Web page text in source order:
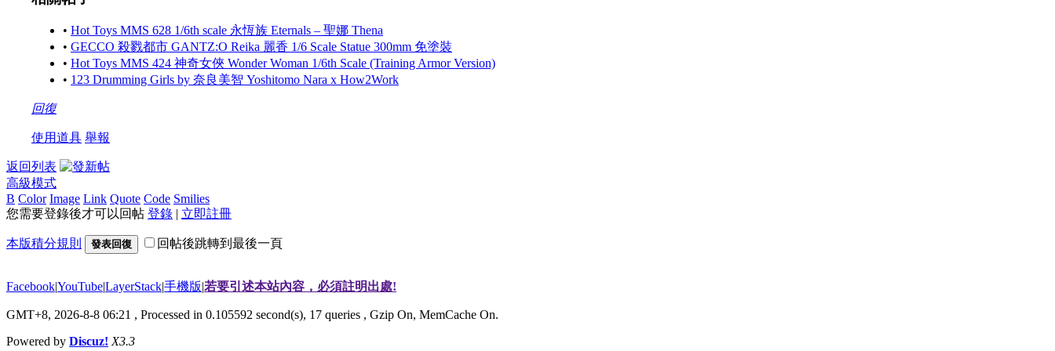
• Hot Toys MMS 628 1/6th scale 永恆族 Eternals – 聖娜 Thena
• GECCO 殺戮都市 GANTZ:O Reika 麗香 1/6 Scale Statue 300mm 免塗裝
• Hot Toys MMS 424 神奇女俠 Wonder Woman 1/6th Scale (Training Armor Version)
• 123 Drumming Girls by 奈良美智 Yoshitomo Nara x How2Work
回復
使用道具 舉報
返回列表
高級模式
B Color Image Link Quote Code Smilies
您需要登錄後才可以回帖 登錄 | 立即註冊
本版積分規則 發表回復 回帖後跳轉到最後一頁
Facebook|YouTube|LayerStack|手機版|若要引述本站內容，必須註明出處!
GMT+8, 2026-8-8 06:21 , Processed in 0.105592 second(s), 17 queries , Gzip On, MemCache On.
Powered by Discuz! X3.3